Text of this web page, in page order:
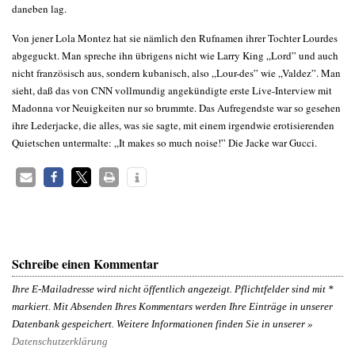
daneben lag.
Von jener Lola Montez hat sie nämlich den Rufnamen ihrer Tochter Lourdes
abgeguckt. Man spreche ihn übrigens nicht wie Larry King „Lord” und auch
nicht französisch aus, sondern kubanisch, also „Lour-des” wie „Valdez”. Man
sieht, daß das von CNN vollmundig angekündigte erste Live-Interview mit
Madonna vor Neuigkeiten nur so brummte. Das Aufregendste war so gesehen
ihre Lederjacke, die alles, was sie sagte, mit einem irgendwie erotisierenden
Quietschen untermalte: „It makes so much noise!” Die Jacke war Gucci.
Schreibe einen Kommentar
Ihre E-Mailadresse wird nicht öffentlich angezeigt. Pflichtfelder sind mit *
markiert. Mit Absenden Ihres Kommentars werden Ihre Einträge in unserer
Datenbank gespeichert. Weitere Informationen finden Sie in unserer »
Datenschutzerklärung